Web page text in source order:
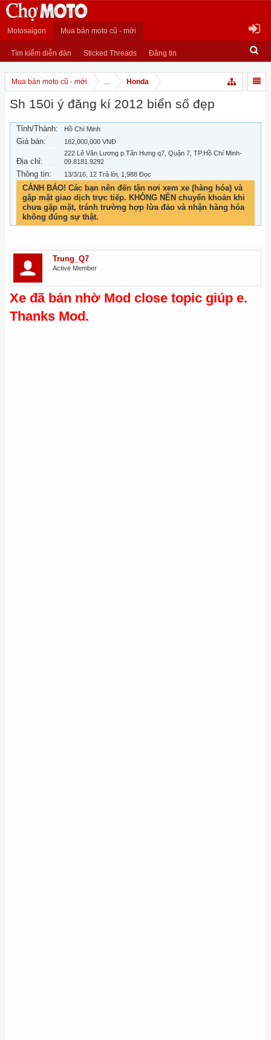
Motosaigon Mua bán moto cũ - mới
Tìm kiếm diễn đàn Sticked Threads Đăng tin
Mua bán moto cũ - mới ... Honda
Sh 150i ý đăng kí 2012 biển số đẹp
Tỉnh/Thành: Hồ Chí Minh
Giá bán: 182,000,000 VNĐ
Địa chỉ:
222 Lê Văn Lương p.Tân Hưng q7, Quận 7, TP.Hồ Chí Minh-
09.8181.9292
Thông tin: 13/3/16 , 12 Trả lời, 1,988 Đọc
CẢNH BÁO! Các bạn nên đến tận nơi xem xe (hàng hóa) và
gặp mặt giao dịch trực tiếp. KHÔNG NÊN chuyển khoản khi
chưa gặp mặt, tránh trường hợp lừa đảo và nhận hàng hóa
không đúng sự thật.
Trung_Q7
Active Member
Xe đã bán nhờ Mod close topic giúp e.
Thanks Mod.